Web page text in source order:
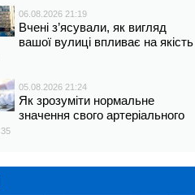
06.08.2026 21:19
Вчені з’ясували, як вигляд
вашої вулиці впливає на якість
05.08.2026 21:24
Як зрозуміти нормальне
значення свого артеріального
35